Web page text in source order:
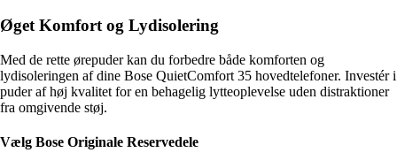
Øget Komfort og Lydisolering
Med de rette ørepuder kan du forbedre både komforten og
lydisoleringen af dine Bose QuietComfort 35 hovedtelefoner. Investér i
puder af høj kvalitet for en behagelig lytteoplevelse uden distraktioner
fra omgivende støj.
Vælg Bose Originale Reservedele